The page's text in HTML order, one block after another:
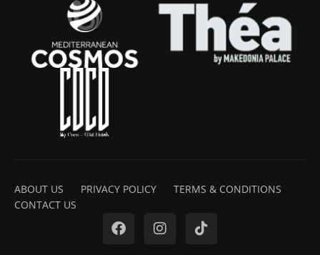
ABOUT US PRIVACY POLICY
TERMS & CONDITIONS
CONTACT US